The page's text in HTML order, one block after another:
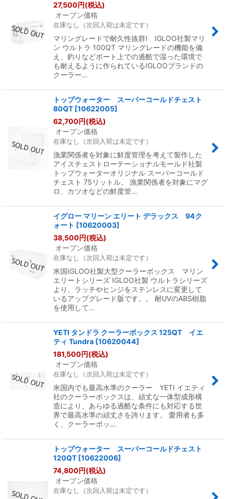
27,500円(税込)
オープン価格
在庫なし（次回入荷は未定です）
マリングレードで耐久性抜群! IGLOO社製マリ
ン ウルトラ 100QT マリングレードの機能を備
え、釣りなどボート上での過酷で湿った環境で
も耐えるように作られているIGLOOブランドの
クーラー…
トップウォーター スーパーコールドチェスト
80QT [10622005]
62,700円(税込)
オープン価格
在庫なし（次回入荷は未定です）
漁業関係者を対象に鮮度管理を考えて製作した
アイスチェストローテーショナルモールド社製
トップウォーターオリジナル スーパーコールド
チェスト 75リットル。 漁業関係者を対象にマグ
ロ、カツオなどの鮮度管…
イグロー マリーン エリート デラックス 94ク
ォート [10620003]
38,500円(税込)
オープン価格
在庫なし（次回入荷は未定です）
米国IGLOO社製大型クーラーボックス マリン
エリートシリーズ IGLOO社製 ウルトラシリーズ
より、ラッチやヒンジをステンレスに変更して
いるアップグレード版です。。 耐UVのABS樹脂
を使用して…
YETI タンドラ クーラーボックス 125QT イエ
ティ Tundra [10620044]
181,500円(税込)
オープン価格
在庫なし（次回入荷は未定です）
米国内でも最高水準のクーラー YETI イエティ
社のクーラーボックスは、頑丈な一体型成形構
造により、あらゆる過酷な条件にも対応する世
界で最高水準の頑丈さを誇ります。 愛用者も多
く、クーラーボッ…
トップウォーター スーパーコールドチェスト
120QT [10622006]
74,800円(税込)
オープン価格
在庫なし（次回入荷は未定です）